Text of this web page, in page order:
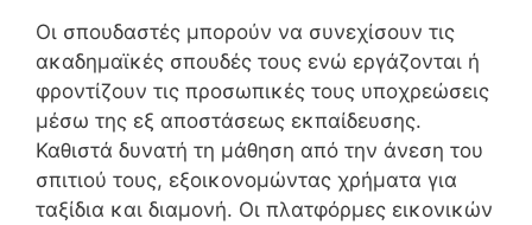
Οι σπουδαστές μπορούν να συνεχίσουν τις
ακαδημαϊκές σπουδές τους ενώ εργάζονται ή
φροντίζουν τις προσωπικές τους υποχρεώσεις
μέσω της εξ αποστάσεως εκπαίδευσης.
Καθιστά δυνατή τη μάθηση από την άνεση του
σπιτιού τους, εξοικονομώντας χρήματα για
ταξίδια και διαμονή. Οι πλατφόρμες εικονικών